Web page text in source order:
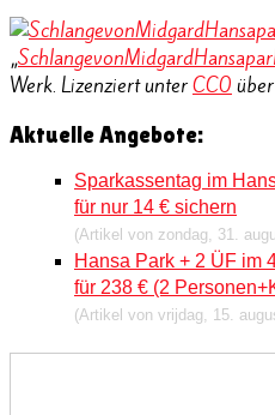
„
Werk. Lizenziert unterCC0 über
Aktuelle Angebote:
Sparkassentag im
für nur 14 € sichern
(Artikel von zondag, 31.
Hansa Park + 2 ÜF im
für 238 € (2
(Artikel von vrijdag, 15.